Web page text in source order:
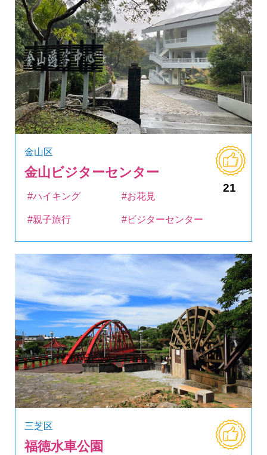
金山区
金山ビジターセンター
21
#ハイキング #お花見
#親子旅行 #ビジターセンター
三芝区
福徳水車公園